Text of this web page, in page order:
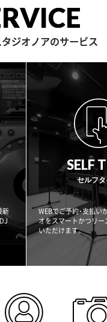
ジオノアのサービス
新
SELF
セルフ
WEBでご予約・支払い
オをスマートかつリー
いただけます。